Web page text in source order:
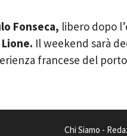
Fonseca, libero dopo
Lione. Il weekend sarà
francese del
Chi Siamo -